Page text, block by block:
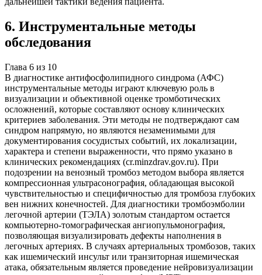
6. Инструментальные методы
обследования
Глава 6 из 10
В диагностике антифосфолипидного синдрома (АФС)
инструментальные методы играют ключевую роль в
визуализации и объективной оценке тромботических
осложнений, которые составляют основу клинических
критериев заболевания. Эти методы не подтверждают сам
синдром напрямую, но являются незаменимыми для
документирования сосудистых событий, их локализации,
характера и степени выраженности, что прямо указано в
клинических рекомендациях (cr.minzdrav.gov.ru). При
подозрении на венозный тромбоз методом выбора является
компрессионная ультрасонография, обладающая высокой
чувствительностью и специфичностью для тромбоза глубоких
вен нижних конечностей. Для диагностики тромбоэмболии
легочной артерии (ТЭЛА) золотым стандартом остается
компьютерно-томографическая ангиопульмонография,
позволяющая визуализировать дефекты наполнения в
легочных артериях. В случаях артериальных тромбозов, таких
как ишемический инсульт или транзиторная ишемическая
атака, обязательным является проведение нейровизуализации